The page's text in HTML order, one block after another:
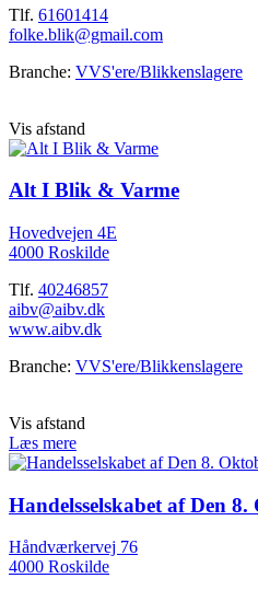
Tlf. 61601414
folke.blik@gmail.com
Branche: VVS'ere/Blikkenslagere
Vis afstand
Alt I Blik & Varme
Hovedvejen 4E
4000 Roskilde
Tlf. 40246857
aibv@aibv.dk
www.aibv.dk
Branche: VVS'ere/Blikkenslagere
Vis afstand
Læs mere
Handelsselskabet af Den
Håndværkervej 76
4000 Roskilde